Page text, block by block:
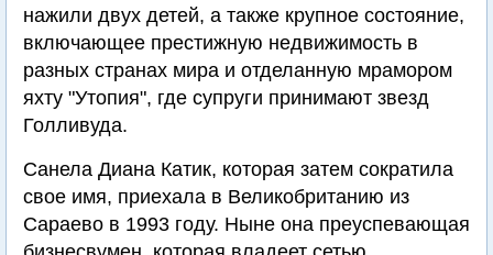
нажили двух детей, а также крупное состояние,
включающее престижную недвижимость в
разных странах мира и отделанную мрамором
яхту "Утопия", где супруги принимают звезд
Голливуда.
Санела Диана Катик, которая затем сократила
свое имя, приехала в Великобританию из
Сараево в 1993 году. Ныне она преуспевающая